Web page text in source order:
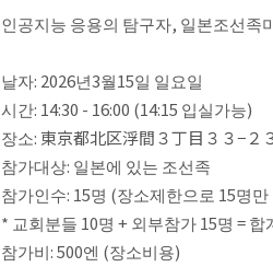
인공지능 응용의 탐구자, 일본조선족
날자: 2026년3월15일 일요일
시간: 14:30 - 16:00 (14:15 입실가능)
장소: 東京都北区浮間３丁目３３−２
참가대상: 일본에 있는 조선족
참가인수: 15명 (장소제한으로 15명
* 교회분들 10명 + 외부참가 15명 = 합
참가비: 500엔 (장소비용)